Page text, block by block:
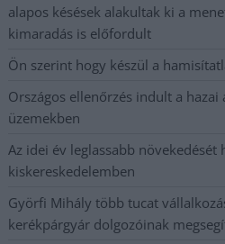
alapos késések alakultak ki a
kimaradás is előfordult
Ön szerint hogy készül a
Országos ellenőrzés indult a
üzemekben
Az idei év leglassabb növekedését
kiskereskedelemben
Györfi Mihály több tucat
kerékpárgyár dolgozóinak